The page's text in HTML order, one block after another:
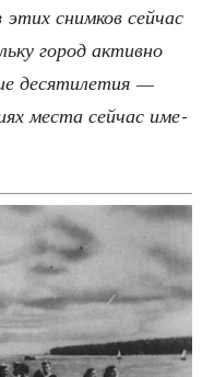
сним­ков сей­час
город актив­но
деся­ти­ле­тия —
места сей­час име­